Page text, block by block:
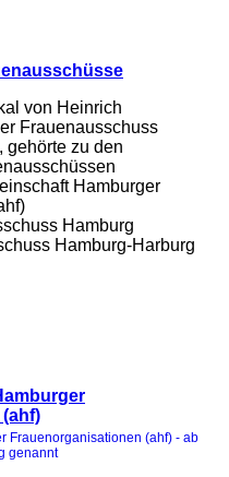
von Heinrich
Frauenausschuss
gehörte zu den
Hamburger
Hamburg
Hamburg-Harburg
Frauenorganisationen (ahf) - ab
genannt